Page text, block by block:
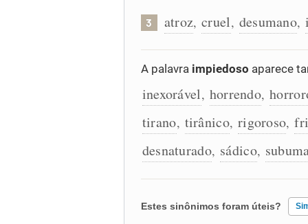
3 atroz, cruel, desumano,
A palavra impiedoso aparece
inexorável, horrendo,
tirano, tirânico, rigoroso,
desnaturado, sádico,
Estes sinônimos foram úteis?